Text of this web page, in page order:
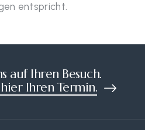
entspricht.
auf Ihren Besuch.
Ihren Termin.